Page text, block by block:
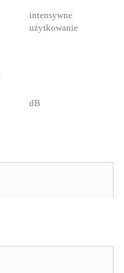
intensywne
użytkowanie
dB